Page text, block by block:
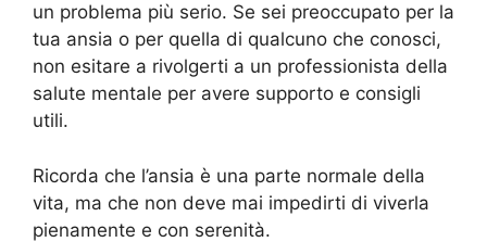
un problema più serio. Se sei preoccupato per la
tua ansia o per quella di qualcuno che conosci,
non esitare a rivolgerti a un professionista della
salute mentale per avere supporto e consigli
utili.
Ricorda che l’ansia è una parte normale della
vita, ma che non deve mai impedirti di viverla
pienamente e con serenità.